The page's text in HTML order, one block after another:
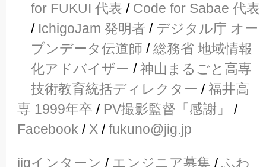
for FUKUI 代表 / Code for Sabae 代表
/ IchigoJam 発明者 / デジタル庁 オー
プンデータ伝道師 /総務省 地域情報
化アドバイザー /神山まるごと高専
技術教育統括ディレクター /福井高
専 1999年卒 / PV撮影監督「感謝」
/
Facebook / X /fukuno@jig.jp
jigインターン / エンジニア募集 /ふわ